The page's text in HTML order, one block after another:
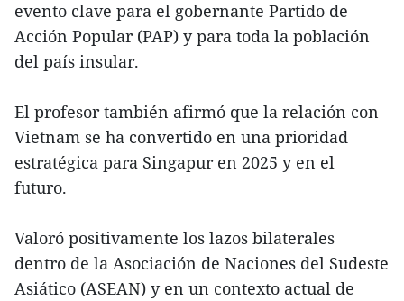
evento clave para el gobernante Partido de
Acción Popular (PAP) y para toda la población
del país insular.
El profesor también afirmó que la relación con
Vietnam se ha convertido en una prioridad
estratégica para Singapur en 2025 y en el
futuro.
Valoró positivamente los lazos bilaterales
dentro de la Asociación de Naciones del Sudeste
Asiático (ASEAN) y en un contexto actual de